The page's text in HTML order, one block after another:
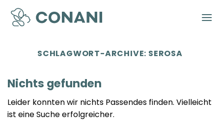
Zum
Inhalt
springen
SCHLAGWORT-ARCHIVE: SEROSA
Nichts gefunden
Leider konnten wir nichts Passendes finden. Vielleicht
ist eine Suche erfolgreicher.